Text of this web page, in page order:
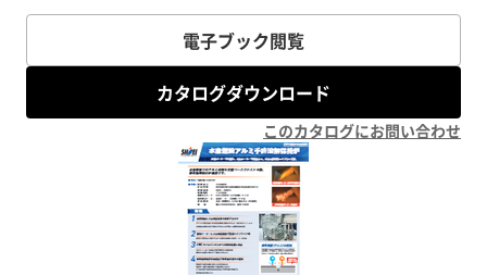
電子ブック閲覧
カタログダウンロード
このカタログにお問い合わせ